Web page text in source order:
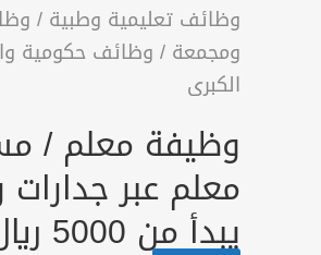
وظائف تعليمية وطبية /
ومجمعة / وظائف حكومية
الكبرى
وظيفة معلم /
معلم عبر جدارات
يبدأ من 5000 ريال